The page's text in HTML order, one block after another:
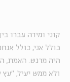
קוני ומירה עברו
כולל אני, כולל
היה מרגש. האמת,
ולא ממש יעיל, "עץ